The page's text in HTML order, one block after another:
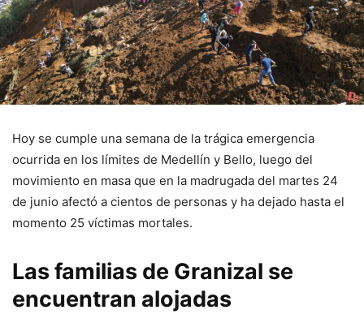
Hoy se cumple una semana de la trágica emergencia
ocurrida en los límites de Medellín y Bello, luego del
movimiento en masa que en la madrugada del martes 24
de junio afectó a cientos de personas y ha dejado hasta el
momento 25 víctimas mortales.
Las familias de Granizal se
encuentran alojadas